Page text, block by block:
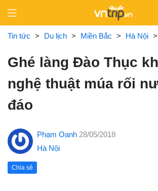
content
Tin tức > Du lịch > Miền Bắc > Hà Nội >
Ghé làng Đào Thục
nghệ thuật múa rối
đáo
Phạm Oanh 28/05/2018
Hà Nội
Chia sẻ